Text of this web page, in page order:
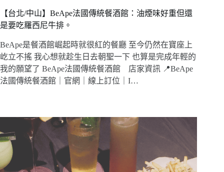
【台北/中山】BeApe法國傳統餐酒館：油煙味好重但還
是要吃羅西尼牛排。
BeApe是餐酒館崛起時就很紅的餐廳 至今仍然在寶座上
屹立不搖 我心想就趁生日去朝聖一下 也算是完成年輕的
我的願望了 BeApe法國傳統餐酒館 店家資訊 📍BeApe
法國傳統餐酒館｜官網｜線上訂位｜I…